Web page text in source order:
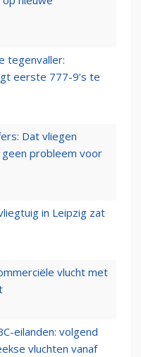
tegenvaller:
eerste 777-9’s te
Dat vliegen
probleem voor
in Leipzig zat
vlucht met
eilanden: volgend
vluchten vanaf